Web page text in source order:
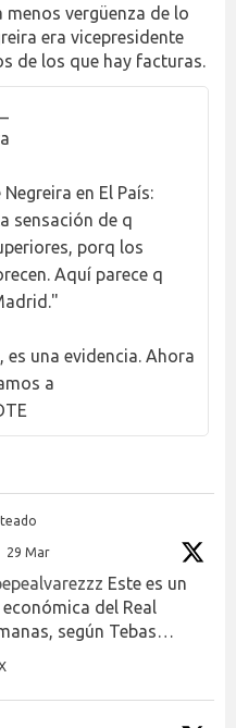
vergüenza de lo
era vicepresidente
de los que hay facturas.
en El País:
sensación de q
porq los
Aquí parece q
una evidencia. Ahora
a
29 Mar
Este es un
del Real
según Tebas…